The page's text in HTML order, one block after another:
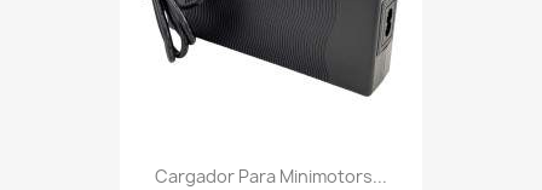
Cargador Para Minimotors...